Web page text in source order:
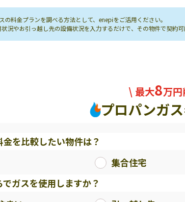
の料金プランを調べる方法として、enepiをご活用ください。
況やお引っ越し先の設備状況を入力するだけで、その物件で契約
\ 最大8万
プロパンガス
金を比較したい物件は？
集合住宅
でガスを使用しますか？